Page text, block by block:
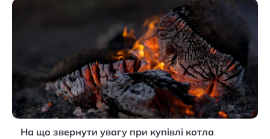
На що звернути увагу при купівлі котла